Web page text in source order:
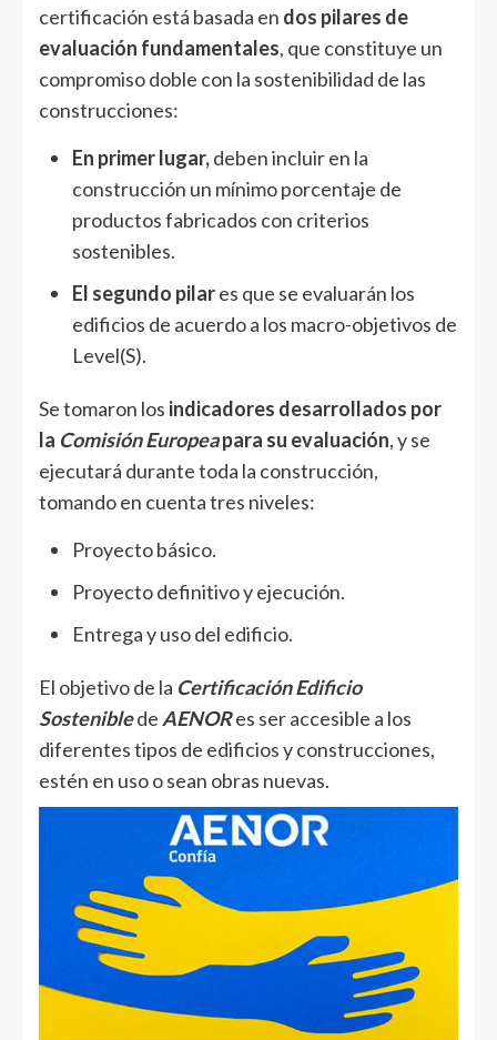
certificación está basada en dos pilares de
evaluación fundamentales, que constituye un
compromiso doble con la sostenibilidad de las
construcciones:
En primer lugar,deben incluir en la
construcción un mínimo porcentaje de
productos fabricados con criterios
sostenibles.
El segundo pilares que se evaluarán los
edificios de acuerdo a los macro-objetivos de
Level(S).
Se tomaron los indicadores desarrollados por
la Comisión Europeapara su evaluación, y se
ejecutará durante toda la construcción,
tomando en cuenta tres niveles:
Proyecto básico.
Proyecto definitivo y ejecución.
Entrega y uso del edificio.
El objetivo de la Certificación Edificio
SostenibledeAENORes ser accesible a los
diferentes tipos de edificios y construcciones,
estén en uso o sean obras nuevas.